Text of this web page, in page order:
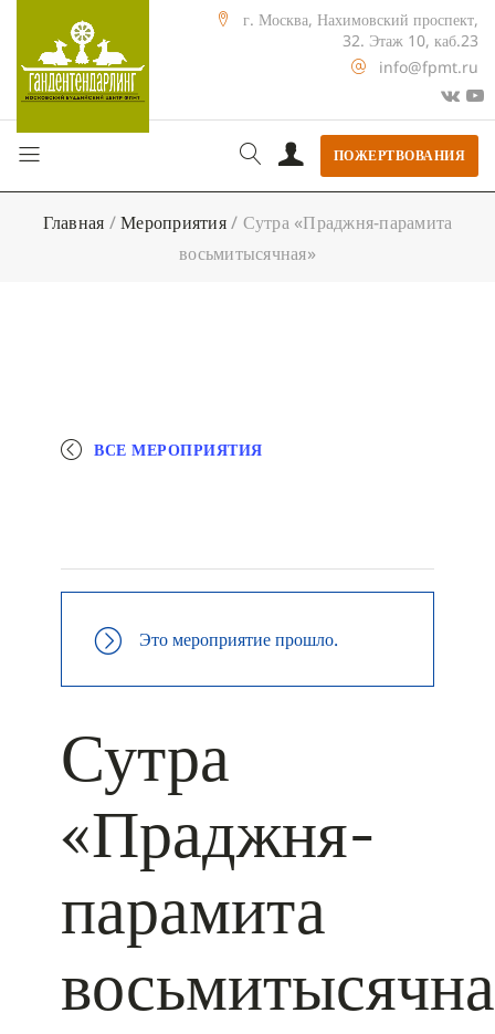
г. Москва, Нахимовский проспект,
32. Этаж 10, каб.23
info@fpmt.ru
ПОЖЕРТВОВАНИЯ
Главная /Мероприятия/ Сутра «Праджня-парамита
восьмитысячная»
ВСЕ МЕРОПРИЯТИЯ
Это мероприятие прошло.
Сутра
«Праджня-
парамита